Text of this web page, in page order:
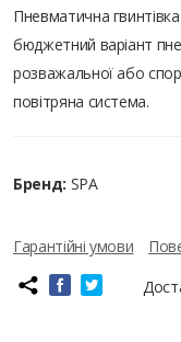
Пневматична
бюджетний варіант
розважальної або
повітряна система.
Бренд: SPA
Гарантійні умови